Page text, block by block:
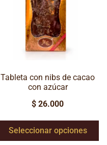
Tableta con nibs de cacao
con azúcar
$ 26.000
Seleccionar opciones